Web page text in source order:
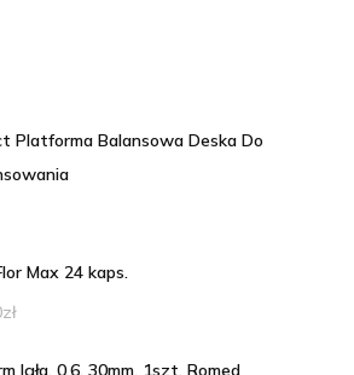
Platforma Balansowa Deska Do
Max 24 kaps.
zł
Igła, 0,6, 30mm, 1szt. Romed